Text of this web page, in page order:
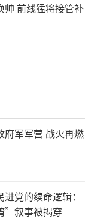
帅 前线猛将接管补
府军军营 战火再燃
党的续命逻辑：
”叙事被揭穿